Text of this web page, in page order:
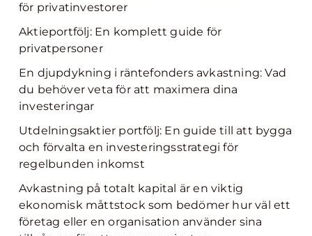
för privatinvestorer
Aktieportfölj: En komplett guide för
privatpersoner
En djupdykning i räntefonders avkastning: Vad
du behöver veta för att maximera dina
investeringar
Utdelningsaktier portfölj: En guide till att bygga
och förvalta en investeringsstrategi för
regelbunden inkomst
Avkastning på totalt kapital är en viktig
ekonomisk måttstock som bedömer hur väl ett
företag eller en organisation använder sina